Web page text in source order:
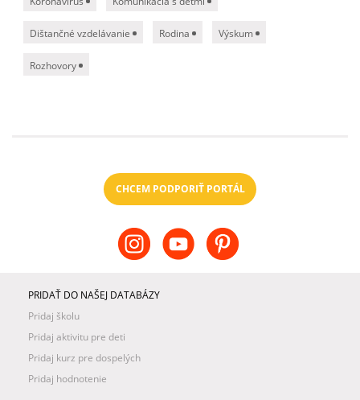
Dištančné vzdelávanie Rodina Výskum
Rozhovory
CHCEM PODPORIŤ PORTÁL
PRIDAŤ DO NAŠEJ DATABÁZY
Pridaj školu
Pridaj aktivitu pre deti
Pridaj kurz pre dospelých
Pridaj hodnotenie